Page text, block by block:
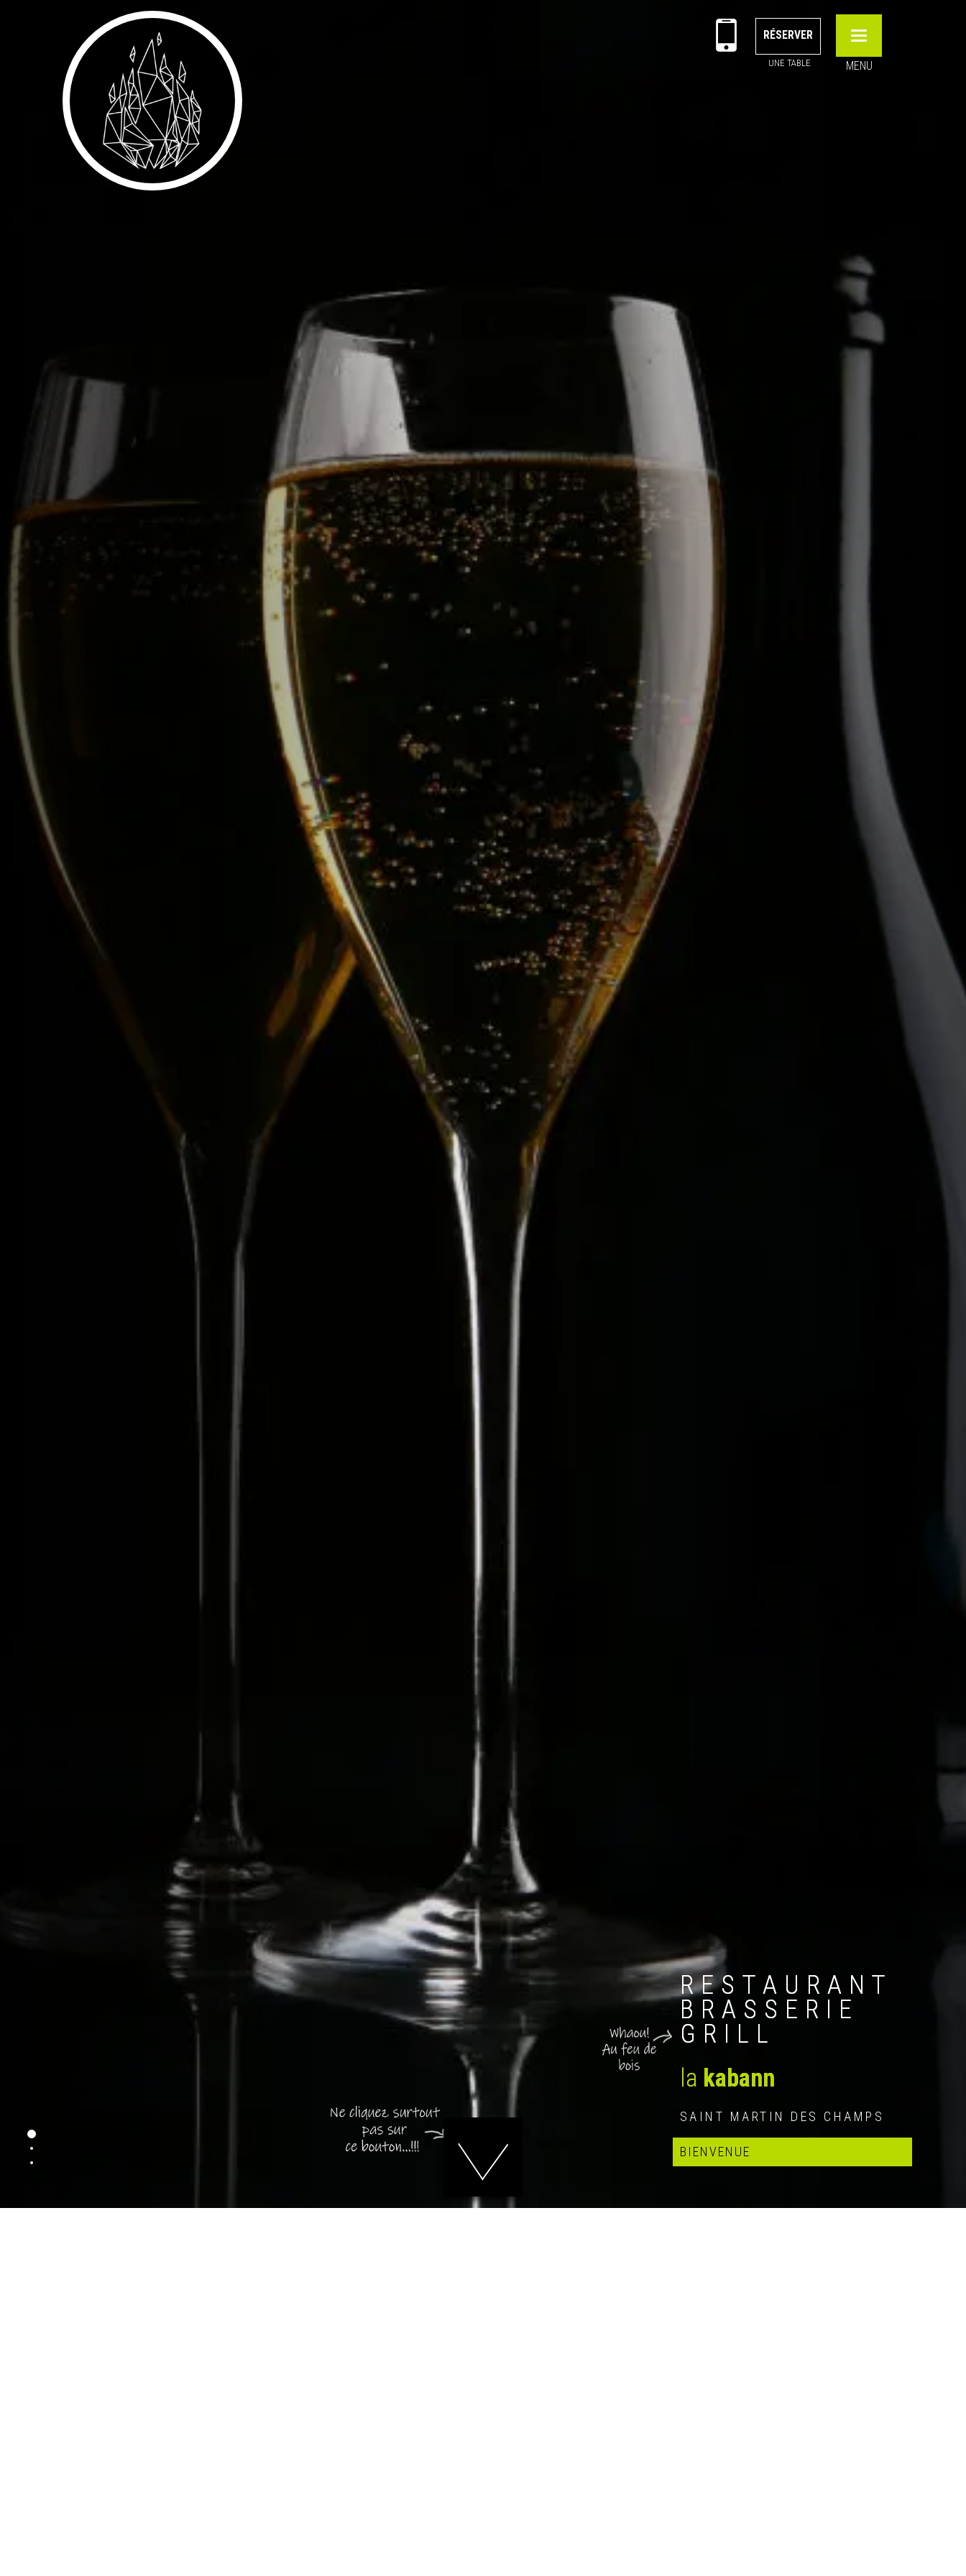
RESTAURANT
BRASSERIE
GRILL
la kabann
SAINT MARTIN DES CHAMPS
BIENVENUE
RÉSERVER
UNE TABLE
Toggle
navigation
MENU